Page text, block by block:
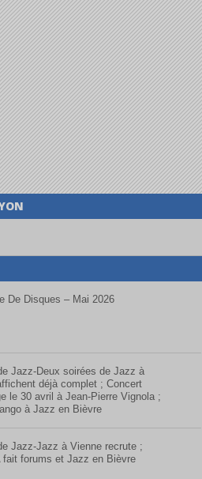
De Disques – Mai 2026
Jazz-Deux soirées de Jazz à
déjà complet ; Concert
le 30 avril à Jean-Pierre Vignola ;
à Jazz en Bièvre
Jazz-Jazz à Vienne recrute ;
fait forums et Jazz en Bièvre